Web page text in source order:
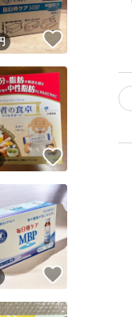
ザーの実績について
たしたユーザーにバッ
いいね！